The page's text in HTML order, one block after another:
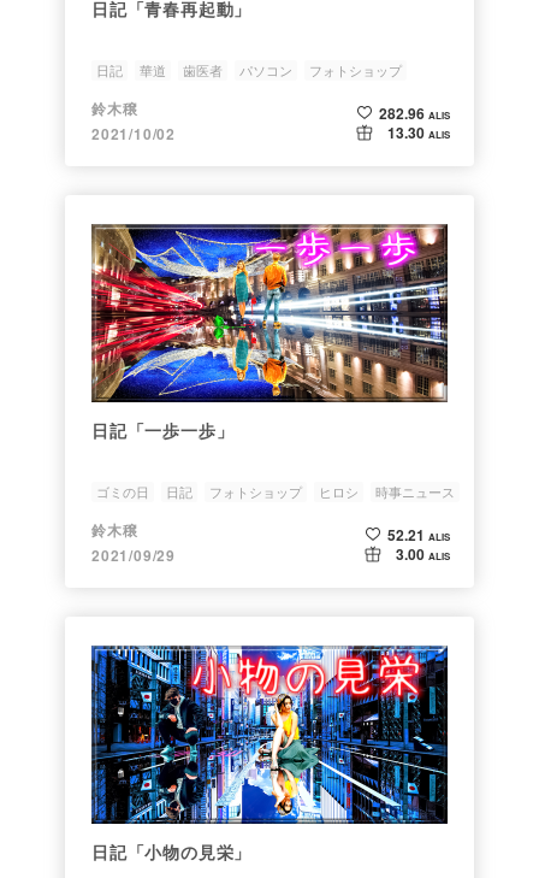
日記「青春再起動」
日記 華道 歯医者 パソコン フォトショップ
鈴木穣
2021/10/02
282.96 ALIS
13.30 ALIS
日記「一歩一歩」
ゴミの日 日記 フォトショップ ヒロシ 時事ニュース
鈴木穣
2021/09/29
52.21 ALIS
3.00 ALIS
日記「小物の見栄」